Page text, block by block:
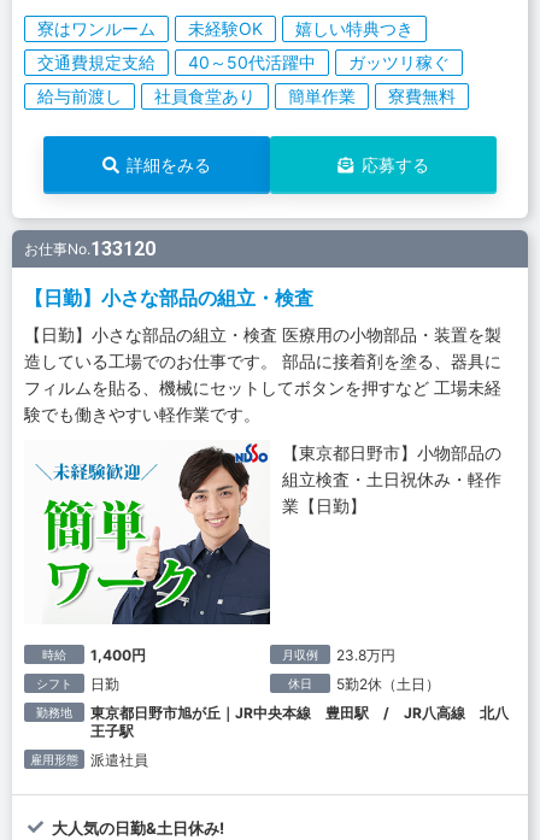
寮はワンルーム 未経験OK
嬉しい特典つき
交通費規定支給
40～50代活躍中
ガッツリ稼ぐ
給与前渡し
社員食堂あり 簡単作業 寮費無料
詳細をみる 応募する
お仕事No.133120
【日勤】小さな部品の組立・検査
【日勤】小さな部品の組立・検査 医療用の小物部品・装置を製
造している工場でのお仕事です。 部品に接着剤を塗る、器具に
フィルムを貼る、機械にセットしてボタンを押すなど 工場未経
験でも働きやすい軽作業です。
【東京都日野市】小物部品の
組立検査・土日祝休み・軽作
業【日勤】
時給 1,400円 月収例 23.8万円
シフト 日勤 休日 5勤2休（土日）
勤務地
東京都日野市旭が丘｜JR中央本線 豊田駅 / JR八高線 北八
王子駅
雇用形態 派遣社員
大人気の日勤&土日休み!